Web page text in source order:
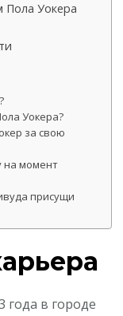
Пола Уокера
Уокера?
за свою
на момент
присущи
года в городе